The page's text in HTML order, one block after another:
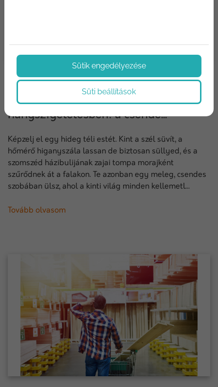
2024/12/06
Az építőanyagok szerepe a hő- és
hangszigetelésben: a csende...
Képzelj el egy hideg téli estét. Kint a szél süvít, a
hőmérő higanyszála lassan de biztosan süllyed, és a
szomszéd házibulijának zajai tompa morajként
szűrődnek át a falakon. Te azonban egy meleg, csendes
szobában ülsz, ahol a kinti világ minden kellemetl...
Tovább olvasom
Sütik engedélyezése
Süti beállítások